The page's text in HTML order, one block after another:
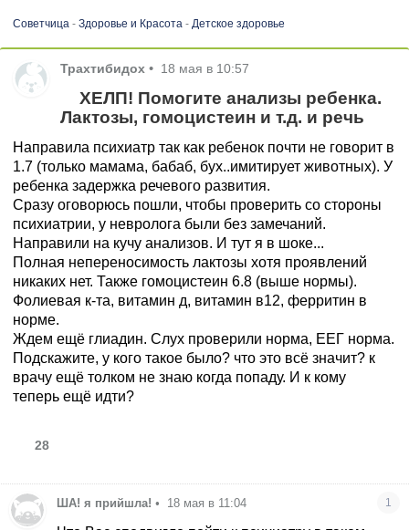
Советчица- Здоровье и Красота- Детское здоровье
Трахтибидох • 18 мая в 10:57
ХЕЛП! Помогите анализы ребенка.
Лактозы, гомоцистеин и т.д. и речь
Направила психиатр так как ребенок почти не говорит в
1.7 (только мамама, бабаб, бух..имитирует животных). У
ребенка задержка речевого развития.
Сразу оговорюсь пошли, чтобы проверить со стороны
психиатрии, у невролога были без замечаний.
Направили на кучу анализов. И тут я в шоке...
Полная непереносимость лактозы хотя проявлений
никаких нет. Также гомоцистеин 6.8 (выше нормы).
Фолиевая к-та, витамин д, витамин в12, ферритин в
норме.
Ждем ещё глиадин. Слух проверили норма, ЕЕГ норма.
Подскажите, у кого такое было? что это всё значит? к
врачу ещё толком не знаю когда попаду. И к кому
теперь ещё идти?
28
ША! я прийшла! • 18 мая в 11:04 1